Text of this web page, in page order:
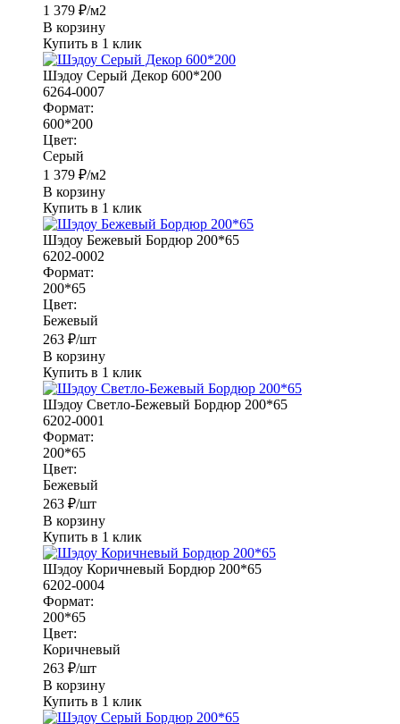
1 379 ₽/м2
В корзину
Купить в 1 клик
Шэдоу Серый Декор 600*200
6264-0007
Формат:
600*200
Цвет:
Серый
1 379 ₽/м2
В корзину
Купить в 1 клик
Шэдоу Бежевый Бордюр 200*65
6202-0002
Формат:
200*65
Цвет:
Бежевый
263 ₽/шт
В корзину
Купить в 1 клик
Шэдоу Светло-Бежевый Бордюр 200*65
6202-0001
Формат:
200*65
Цвет:
Бежевый
263 ₽/шт
В корзину
Купить в 1 клик
Шэдоу Коричневый Бордюр 200*65
6202-0004
Формат:
200*65
Цвет:
Коричневый
263 ₽/шт
В корзину
Купить в 1 клик